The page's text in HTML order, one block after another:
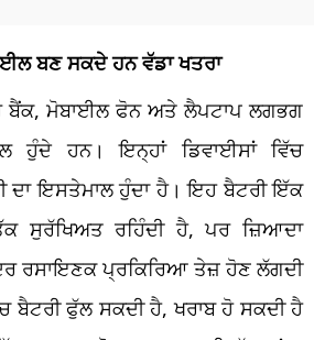
ਬਣ ਸਕਦੇ ਹਨ ਵੱਡਾ ਖਤਰਾ
ਬੈਂਕ, ਮੋਬਾਈਲ ਫੋਨ ਅਤੇ ਲੈਪਟਾਪ ਲਗਭਗ
ਹੁੰਦੇ ਹਨ। ਇਨ੍ਹਾਂ ਡਿਵਾਈਸਾਂ ਵਿੱਚ
ਦਾ ਇਸਤੇਮਾਲ ਹੁੰਦਾ ਹੈ। ਇਹ ਬੈਟਰੀ ਇੱਕ
ਸੁਰੱਖਿਅਤ ਰਹਿੰਦੀ ਹੈ, ਪਰ ਜ਼ਿਆਦਾ
ਰਸਾਇਣਕ ਪ੍ਰਕਿਰਿਆ ਤੇਜ਼ ਹੋਣ ਲੱਗਦੀ
ਬੈਟਰੀ ਫੁੱਲ ਸਕਦੀ ਹੈ, ਖਰਾਬ ਹੋ ਸਕਦੀ ਹੈ